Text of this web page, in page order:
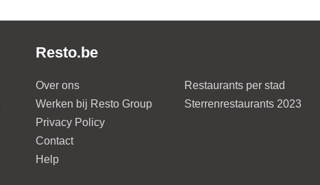
Resto.be
Over ons
Werken bij Resto Group
Privacy Policy
Contact
Help
Restaurants per stad
Sterrenrestaurants 2023